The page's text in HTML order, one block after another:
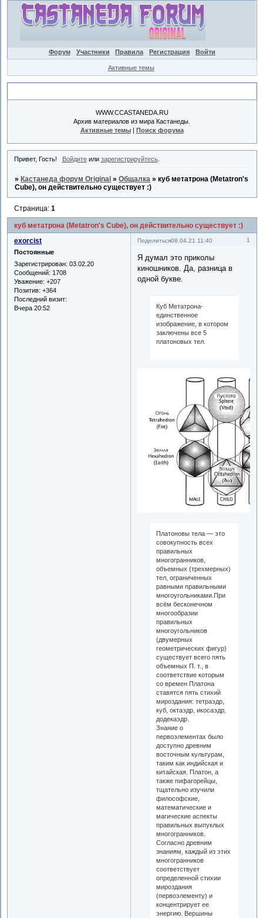
Форум Участники Правила Регистрация Войти
Активные темы
WWW.CCASTANEDA.RU
Архив материалов из мира Кастанеды.
Активные темы| Поиск форума
Привет, Гость! Войдитеили зарегистрируйтесь.
» Кастанеда форум Original »Общалка »куб метатрона (Metatron's
Cube), он действительно существует :)
куб метатрона (Metatron's Cube), он действительно существует :)
Страница:1
Поделиться 1
08.04.21 11:40
exorcist
Постоянные
Зарегистрирован: 03.02.20
Сообщений: 1708
Уважение: +207
Позитив: +364
Последний визит:
Вчера 20:52
Я думал это приколы
киношников. Да, разница в
одной букве.
Куб Метатрона-
единственное
изображение, в котором
заключены все 5
платоновых тел.
Платоновы тела — это
совокупность всех
правильных
многогранников,
объемных (трехмерных)
тел, ограниченных
равными правильными
многоугольниками.При
всём бесконечном
многообразии
правильных
многоугольников
(двумерных
геометрических фигур)
существует всего пять
объемных П. т., в
соответствие которым
со времен Платона
ставятся пять стихий
мироздания: тетраэдр,
куб, октаэдр, икосаэдр,
додекаэдр.
Знание о
первоэлементах было
доступно древним
восточным культурам,
таким как индийская и
китайская. Платон, а
также пифагорейцы,
тщательно изучили
философские,
математические и
магические аспекты
правильных выпуклых
многогранников.
Согласно древним
знаниям, каждый из этих
многогранников
соответствует
определенной стихии
мироздания
(первоэлементу) и
концентрирует ее
энергию. Вершины